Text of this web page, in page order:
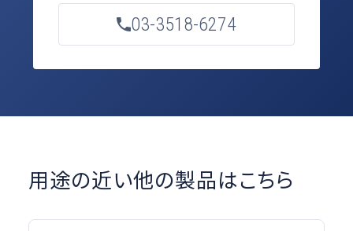
03-3518-6274
用途の近い他の製品はこちら